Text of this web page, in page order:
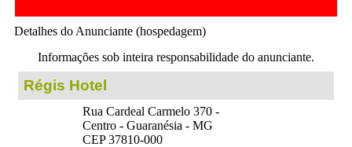
Detalhes do Anunciante (hospedagem)
Informações sob inteira responsabilidade do anunciante.
Régis Hotel
Rua Cardeal Carmelo 370 -
Centro - Guaranésia - MG
CEP 37810-000